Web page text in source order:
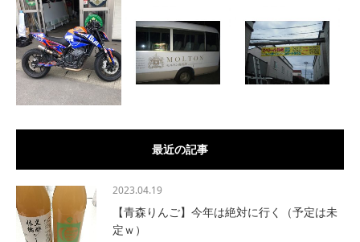
最近の記事
2023.04.19
【青森りんご】今年は絶対に行く（予定は未
定ｗ）